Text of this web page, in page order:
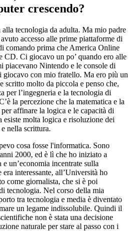
crescendo?
tecnologia da adulta. Ma mio padre
accesso alle prime piattaforme di
comando prima che America Online
CD. Ci giocavo un po’ quando ero alle
piacevano Nintendo e le console di
giocavo con mio fratello. Ma ero più un
scritto molto da piccola e penso che,
per l’ingegneria e la tecnologia di
la percezione che la matematica e la
affinare la logica e le capacità di
molta logica e risoluzione dei
nella scrittura.
cosa fosse l'informatica. Sono
2000, ed è lì che ho iniziato a
un’economia incentrate sulla
interessante, all’Università ho
come giornalista, che si è poi
tecnologia. Nel corso della mia
tra tecnologia e media è diventato
un legame indissolubile. Quindi il
non è stata una decisione
naturale per stare al passo con i